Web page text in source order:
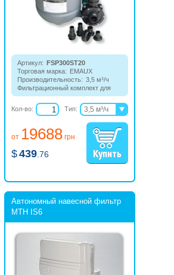
Артикул: FSP300ST20
Торговая марка: EMAUX
Производительность: 3,5 м³/ч
Фильтрационный комплект для
очистки воды в бассейнах и
ваннах спа. Ёмкость изготовлена
из высокопрочного пластика и
оснащена 4-позиционным
клапаном с верхним
расположением.
от 19688 грн
$439 .76
Кол-во: Тип:
3,5 м³/ч
4 м³/ч
Автономный навесной фильтр
MTH IS6